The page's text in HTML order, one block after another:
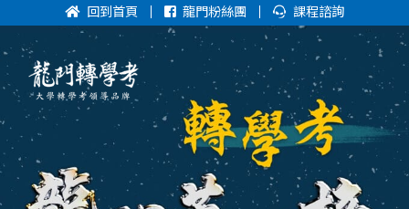
回到首頁 龍門粉絲團 課程諮詢